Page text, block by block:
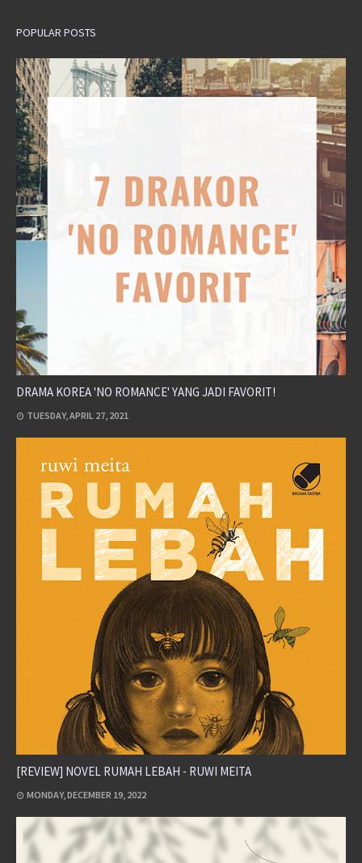
POPULAR POSTS
DRAMA KOREA 'NO ROMANCE' YANG JADI FAVORIT!
TUESDAY, APRIL 27, 2021
[REVIEW] NOVEL RUMAH LEBAH - RUWI MEITA
MONDAY, DECEMBER 19, 2022